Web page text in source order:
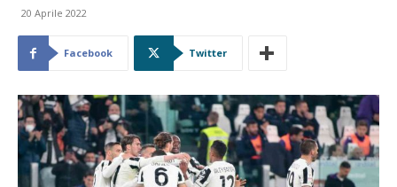
20 Aprile 2022
Facebook Twitter